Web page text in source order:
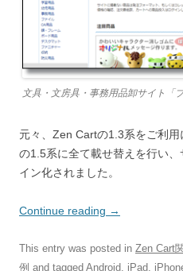
文具・文房具・事務用品卸サイト「
元々、Zen Cartの1.3系をご利
の1.5系に全て載せ替えを行い
イン化されました。
Continue reading →
This entry was posted in Zen Cart
例 and tagged Android iPad